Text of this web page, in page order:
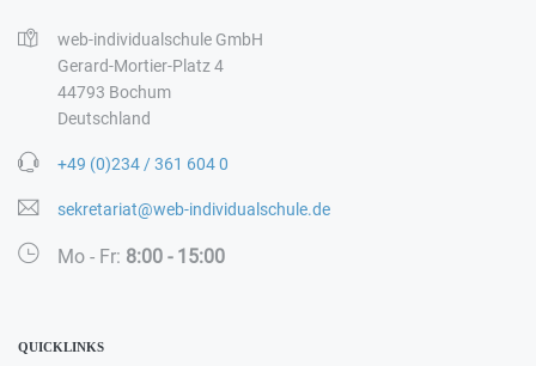
web-individualschule GmbH
Gerard-Mortier-Platz 4
44793 Bochum
Deutschland
+49 (0)234 / 361 604 0
sekretariat@web-individualschule.de
Mo - Fr: 8:00 - 15:00
QUICKLINKS